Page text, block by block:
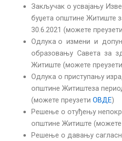
Закључак о усвајању
буџета општине Житиште
30.6.2021 (можете преузети
Одлука о измени и
образовању Савета за
Житиште (можете преузети
Одлука о приступању
општине Житиштеза
(можете преузети ОВДЕ)
Решење о отуђењу
општине Житиште (можете
Решење о давању